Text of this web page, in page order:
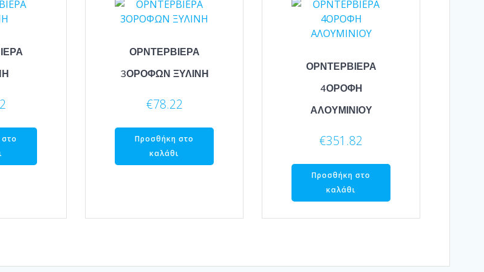
ΟΡΝΤΕΡΒΙΕΡΑ
3ΟΡΟΦΩΝ ΞΥΛΙΝΗ
€78.22
Προσθήκη στο
καλάθι
ΟΡΝΤΕΡΒΙΕΡΑ
4ΟΡΟΦΗ
ΑΛΟΥΜΙΝΙΟΥ
€351.82
Προσθήκη στο
καλάθι